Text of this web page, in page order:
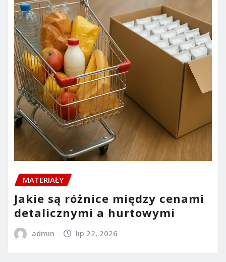
MATERIAŁY
Jakie są różnice między cenami
detalicznymi a hurtowymi
admin lip 22, 2026